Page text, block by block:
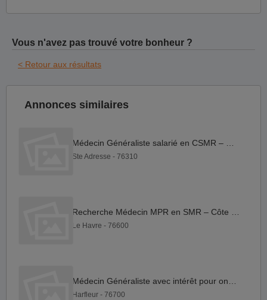
Vous n'avez pas trouvé votre bonheur ?
< Retour aux résultats
Annonces similaires
Ste Adresse - 76310
Le Havre - 76600
Harfleur - 76700